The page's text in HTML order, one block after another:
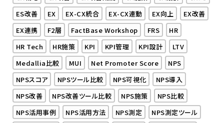
ES改善
EX EX-CX統合 EX-CX連動 EX向上
EX改善
EX連携
F2層 FactBase Workshop FRS
HR
HR Tech
HR施策 KPI KPI管理 KPI設計
LTV
Medallia比較
MUI Net Promoter Score
NPS
NPSスコア
NPSツール比較 NPS可視化
NPS導入
NPS改善
NPS改善ツール比較 NPS施策
NPS比較
NPS活用事例
NPS活用方法 NPS測定
NPS測定ツール